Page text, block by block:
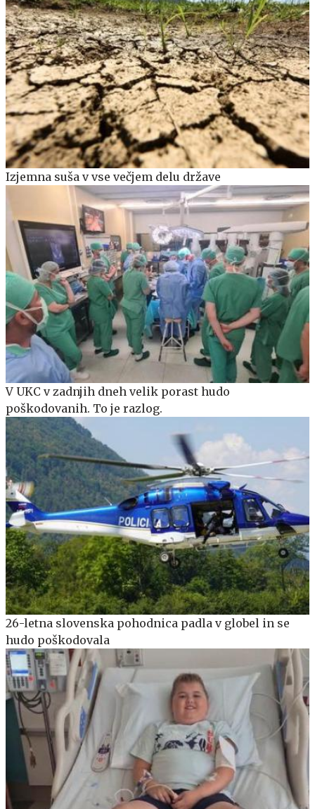
Izjemna suša v vse večjem delu države
V UKC v zadnjih dneh velik porast hudo
poškodovanih. To je razlog.
26-letna slovenska pohodnica padla v globel in se
hudo poškodovala